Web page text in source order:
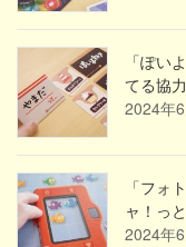
「ぽい
てる協
2024年
「フォ
ャ！っ
2024年